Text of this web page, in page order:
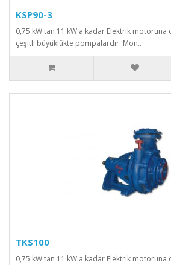
KSP90-3
0,75 kW'tan 11 kW'a kadar Elektrik motoruna
çeşitli büyüklükte pompalardır. Mon..
TKS100
0,75 kW'tan 11 kW'a kadar Elektrik motoruna